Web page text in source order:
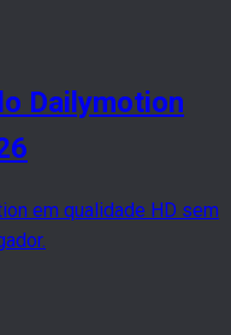
Dailymotion
em qualidade HD sem